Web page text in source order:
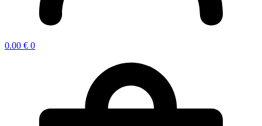
0.00 € 0